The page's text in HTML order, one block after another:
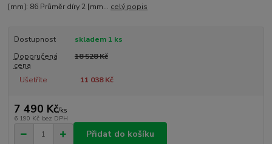
[mm]: 86 Průměr díry 2 [mm... celý popis
Dostupnost
skladem 1 ks
Doporučená
cena
18 528 Kč
Ušetříte 11 038 Kč
7 490 Kč/ks
6 190 Kč bez DPH
Přidat do košíku